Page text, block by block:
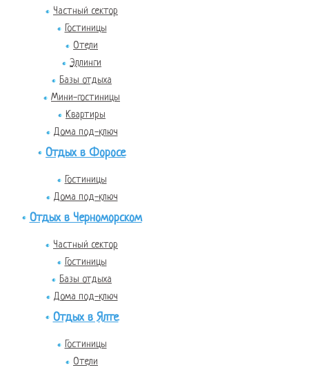
Частный сектор
Гостиницы
Отели
Эллинги
Базы отдыха
Мини-гостиницы
Квартиры
Дома под-ключ
Отдых в Форосе
Гостиницы
Дома под-ключ
Отдых в Черноморском
Частный сектор
Гостиницы
Базы отдыха
Дома под-ключ
Отдых в Ялте
Гостиницы
Отели